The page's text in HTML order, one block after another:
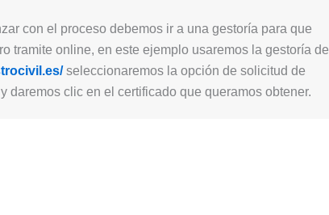
con el proceso debemos ir a una gestoría para que
tramite online, en este ejemplo usaremos la gestoría de
seleccionaremos la opción de solicitud de
daremos clic en el certificado que queramos obtener.